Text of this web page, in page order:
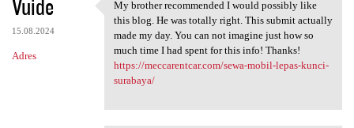
Vuide
15.08.2024
Adres
My brother recommended I
My brother recommended I would possibly like
this blog. He was totally right. This submit actually
made my day. You can not imagine just how so
much time I had spent for this info! Thanks!
https://meccarentcar.com/sewa-mobil-lepas-kunci-
surabaya/